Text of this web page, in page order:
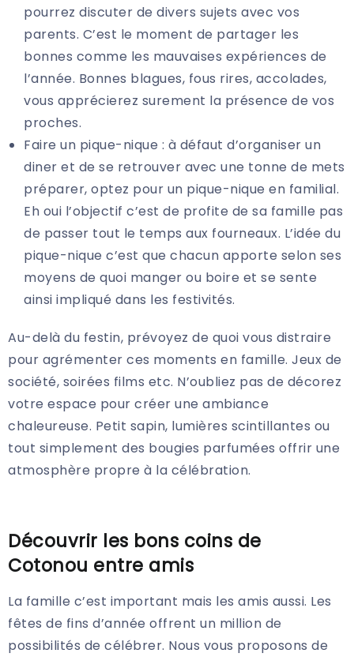
pourrez discuter de divers sujets avec vos
parents. C’est le moment de partager les
bonnes comme les mauvaises expériences de
l’année. Bonnes blagues, fous rires, accolades,
vous apprécierez surement la présence de vos
proches.
Faire un pique-nique : à défaut d’organiser un
diner et de se retrouver avec une tonne de mets
préparer, optez pour un pique-nique en familial.
Eh oui l’objectif c’est de profite de sa famille pas
de passer tout le temps aux fourneaux. L’idée du
pique-nique c’est que chacun apporte selon ses
moyens de quoi manger ou boire et se sente
ainsi impliqué dans les festivités.
Au-delà du festin, prévoyez de quoi vous distraire
pour agrémenter ces moments en famille. Jeux de
société, soirées films etc. N’oubliez pas de décorez
votre espace pour créer une ambiance
chaleureuse. Petit sapin, lumières scintillantes ou
tout simplement des bougies parfumées offrir une
atmosphère propre à la célébration.
Découvrir les bons coins de
Cotonou entre amis
La famille c’est important mais les amis aussi. Les
fêtes de fins d’année offrent un million de
possibilités de célébrer. Nous vous proposons de